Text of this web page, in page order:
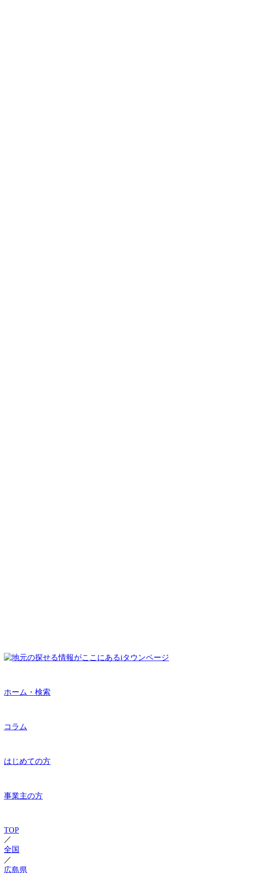
ホーム・検索
コラム
はじめての方
事業主の方
TOP
／
全国
／
広島県